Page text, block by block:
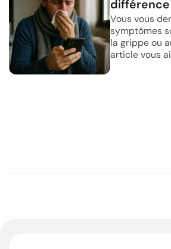
différence
Vous vous
symptômes
la grippe ou
article vous